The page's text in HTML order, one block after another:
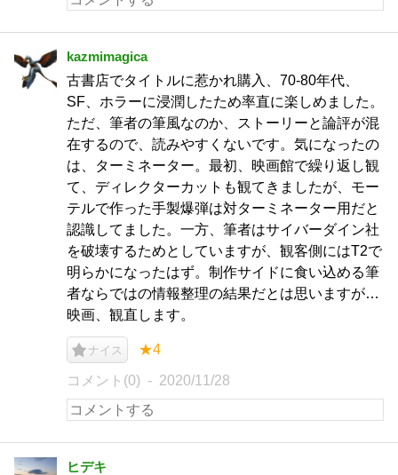
kazmimagica
古書店でタイトルに惹かれ購入、70-80年代、
SF、ホラーに浸潤したため率直に楽しめました。
ただ、筆者の筆風なのか、ストーリーと論評が混
在するので、読みやすくないです。気になったの
は、ターミネーター。最初、映画館で繰り返し観
て、ディレクターカットも観てきましたが、モー
テルで作った手製爆弾は対ターミネーター用だと
認識してました。一方、筆者はサイバーダイン社
を破壊するためとしていますが、観客側にはT2で
明らかになったはず。制作サイドに食い込める筆
者ならではの情報整理の結果だとは思いますが…
映画、観直します。
ナイス ★4
コメント(0) 2020/11/28
ヒデキ